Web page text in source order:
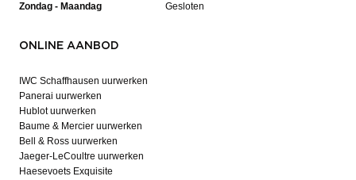
Zondag - Maandag Gesloten
ONLINE AANBOD
IWC Schaffhausen uurwerken
Panerai uurwerken
Hublot uurwerken
Baume & Mercier uurwerken
Bell & Ross uurwerken
Jaeger-LeCoultre uurwerken
Haesevoets Exquisite